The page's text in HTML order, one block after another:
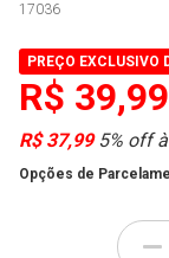
17036
PREÇO EXCLUSIVO
R$ 39,99
R$ 37,995% off
Opções de
-